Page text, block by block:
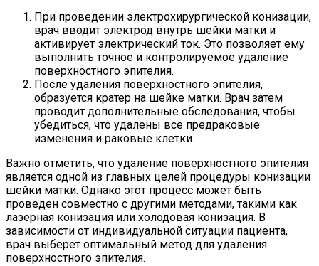
При проведении электрохирургической конизации,
врач вводит электрод внутрь шейки матки и
активирует электрический ток. Это позволяет ему
выполнить точное и контролируемое удаление
поверхностного эпителия.
После удаления поверхностного эпителия,
образуется кратер на шейке матки. Врач затем
проводит дополнительные обследования, чтобы
убедиться, что удалены все предраковые
изменения и раковые клетки.
Важно отметить, что удаление поверхностного эпителия
является одной из главных целей процедуры конизации
шейки матки. Однако этот процесс может быть
проведен совместно с другими методами, такими как
лазерная конизация или холодовая конизация. В
зависимости от индивидуальной ситуации пациента,
врач выберет оптимальный метод для удаления
поверхностного эпителия.